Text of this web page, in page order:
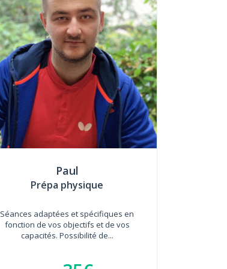
Paul
Prépa physique
Séances adaptées et spécifiques en
fonction de vos objectifs et de vos
capacités. Possibilité de...